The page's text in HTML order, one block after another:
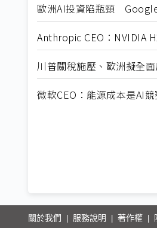
歐洲AI投資陷瓶頸
Anthropic CEO：NVIDIA
川普關稅施壓、歐洲擬全
微軟CEO：能源成本是AI
關於我們 服務說明 著作權